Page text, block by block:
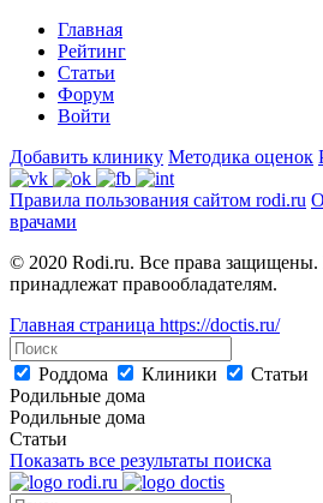
Главная
Рейтинг
Статьи
Форум
Войти
Добавить клинику Методика оценок
Правила пользования сайтом rodi.ru
врачами
© 2020 Rodi.ru. Все права
принадлежат правообладателям.
Главная страница https://doctis.ru/
Роддома Клиники
Статьи
Родильные дома
Родильные дома
Статьи
Показать все результаты поиска